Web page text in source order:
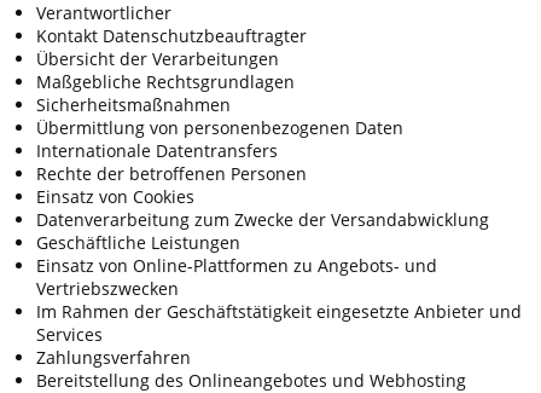
Verantwortlicher
Kontakt Datenschutzbeauftragter
Übersicht der Verarbeitungen
Maßgebliche Rechtsgrundlagen
Sicherheitsmaßnahmen
Übermittlung von personenbezogenen Daten
Internationale Datentransfers
Rechte der betroffenen Personen
Einsatz von Cookies
Datenverarbeitung zum Zwecke der Versandabwicklung
Geschäftliche Leistungen
Einsatz von Online-Plattformen zu Angebots- und
Vertriebszwecken
Im Rahmen der Geschäftstätigkeit eingesetzte Anbieter und
Services
Zahlungsverfahren
Bereitstellung des Onlineangebotes und Webhosting